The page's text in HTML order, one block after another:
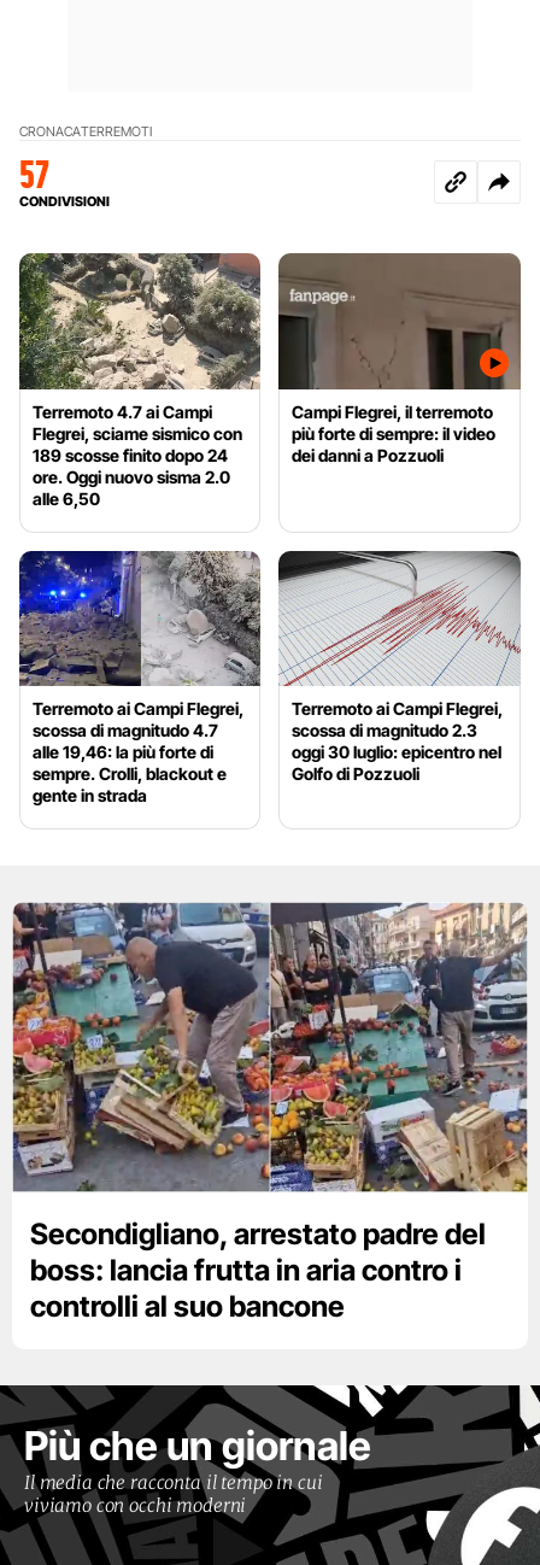
CRONACATERREMOTI
57
CONDIVISIONI
Terremoto 4.7 ai Campi
Flegrei, sciame sismico con
189 scosse finito dopo 24
ore. Oggi nuovo sisma 2.0
alle 6,50
Campi Flegrei, il terremoto
più forte di sempre: il video
dei danni a Pozzuoli
Terremoto ai Campi Flegrei,
scossa di magnitudo 4.7
alle 19,46: la più forte di
sempre. Crolli, blackout e
gente in strada
Terremoto ai Campi Flegrei,
scossa di magnitudo 2.3
oggi 30 luglio: epicentro nel
Golfo di Pozzuoli
Secondigliano, arrestato padre del
boss: lancia frutta in aria contro i
controlli al suo bancone
Più che un giornale
Il media che racconta il tempo in cui
viviamo con occhi moderni